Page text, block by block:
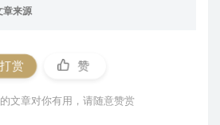
章来源
打赏 赞
文章对你有用，请随意赞赏